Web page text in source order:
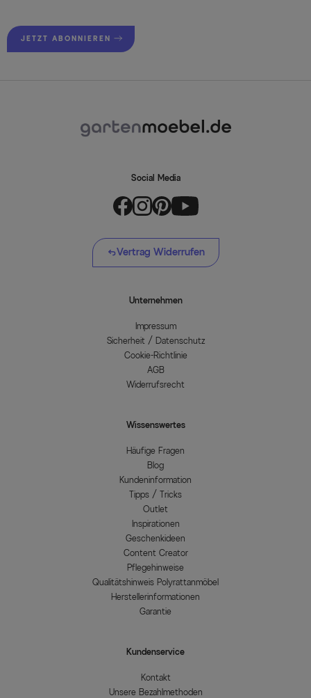
JETZT ABONNIEREN
Social Media
Vertrag Widerrufen
Unternehmen
Impressum
Sicherheit / Datenschutz
Cookie-Richtlinie
AGB
Widerrufsrecht
Wissenswertes
Häufige Fragen
Blog
Kundeninformation
Tipps / Tricks
Outlet
Inspirationen
Geschenkideen
Content Creator
Pflegehinweise
Qualitätshinweis Polyrattanmöbel
Herstellerinformationen
Garantie
Kundenservice
Kontakt
Unsere Bezahlmethoden